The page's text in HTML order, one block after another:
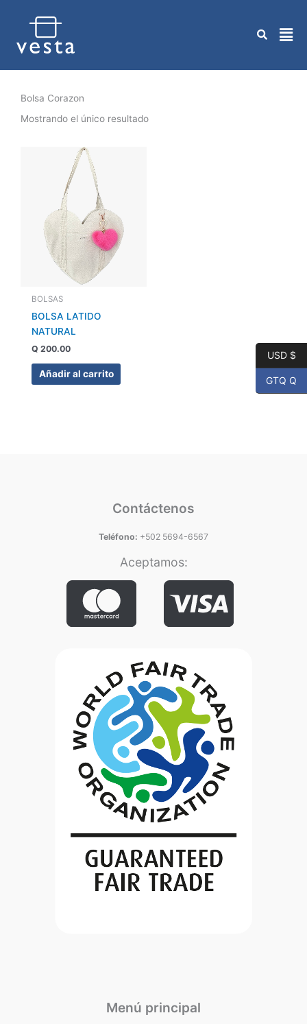
contenido
Bolsa Corazon
Mostrando el único resultado
BOLSAS
BOLSA LATIDO
NATURAL
Q 200.00
Añadir al carrito
Contáctenos
Teléfono: +502 5694-6567
Aceptamos:
Menú principal
USD $
GTQ Q